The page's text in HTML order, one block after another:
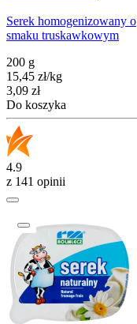
Serek homogenizowany o
smaku truskawkowym
200 g
15,45 zł/kg
Cena
3,09 zł
Do koszyka
4.9
z 141 opinii